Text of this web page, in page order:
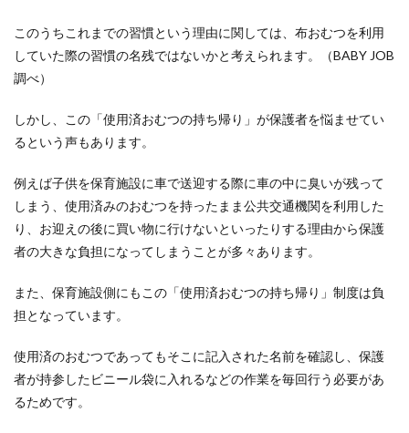
このうちこれまでの習慣という理由に関しては、布おむつを利用
していた際の習慣の名残ではないかと考えられます。（BABY JOB
調べ）
しかし、この「使用済おむつの持ち帰り」が保護者を悩ませてい
るという声もあります。
例えば子供を保育施設に車で送迎する際に車の中に臭いが残って
しまう、使用済みのおむつを持ったまま公共交通機関を利用した
り、お迎えの後に買い物に行けないといったりする理由から保護
者の大きな負担になってしまうことが多々あります。
また、保育施設側にもこの「使用済おむつの持ち帰り」制度は負
担となっています。
使用済のおむつであってもそこに記入された名前を確認し、保護
者が持参したビニール袋に入れるなどの作業を毎回行う必要があ
るためです。